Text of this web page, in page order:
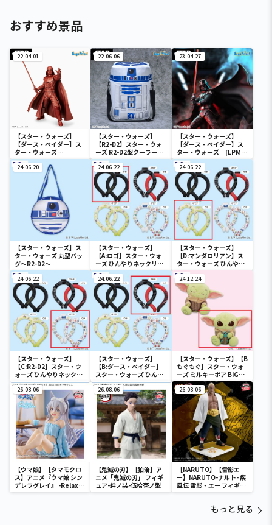
おすすめ景品
22.04.01
【スター・ウォーズ】
【ダース・ベイダー】ス
ター・ウォーズ
[PM]1/10スケールフィギ
ュア “ダース・ベイダ
ー”BRONZE Ver.
22.06.06
【スター・ウォーズ】
【R2-D2】スター・ウォ
ーズ R2-D2型クーラーバ
ッグ
23.04.27
【スター・ウォーズ】
【ダース・ベイダー】ス
ター・ウォーズ [LPM]
フィギュア “ダース・ベ
イダー”
24.06.20
【スター・ウォーズ】ス
ター・ウォーズ 丸型バッ
グ～R2-D2～
24.06.22
【スター・ウォーズ】
【A:ロゴ】スター・ウォ
ーズ ひんやりネックリン
グ
24.06.22
【スター・ウォーズ】
【D:マンダロリアン】ス
ター・ウォーズ ひんやり
ネックリング
24.06.22
【スター・ウォーズ】
【C:R2-D2】スター・ウ
ォーズ ひんやりネックリ
ング
24.06.22
【スター・ウォーズ】
【B:ダース・ベイダー】
スター・ウォーズ ひんや
りネックリング
24.12.24
【スター・ウォーズ】【B
もぐもぐ】スター・ウォ
ーズ ミルキーボア BIGぬ
いぐるみ～グローグー～
26.08.06
【ウマ娘】【タマモクロ
ス】アニメ『ウマ娘 シン
デレラグレイ』 -Relax
time-タマモクロス
26.08.06
【鬼滅の刃】【狛治】ア
ニメ「鬼滅の刃」 フィギ
ュア-絆ノ装-伍拾壱ノ型
26.08.06
【NARUTO】【雷影エ
ー】NARUTO-ナルト- 疾
風伝 雷影・エー フィギュ
ア～五影集結…!!～
もっと見る